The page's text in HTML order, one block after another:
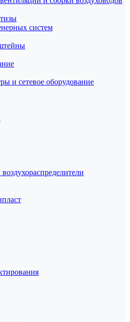
систем
и сетевое оборудование